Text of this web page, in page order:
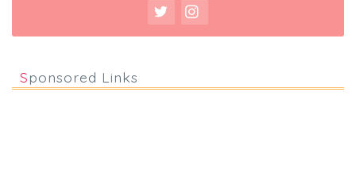
Sponsored Links